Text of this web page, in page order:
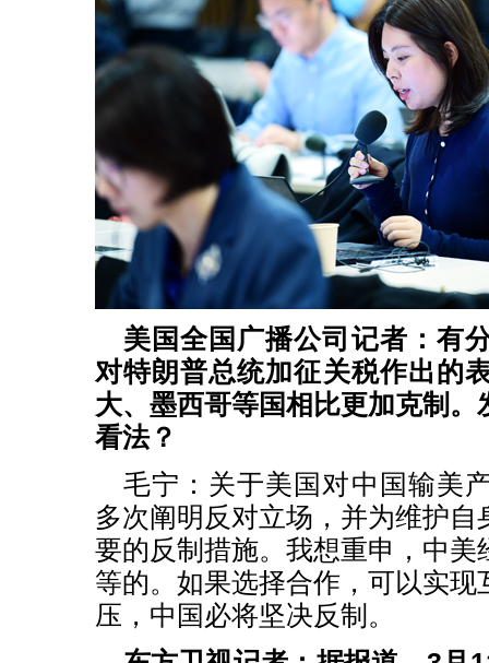
美国全国广播公司记者：有
对特朗普总统加征关税作出的
大、墨西哥等国相比更加克制。
看法？
毛宁：关于美国对中国输美
多次阐明反对立场，并为维护
要的反制措施。我想重申，中美
等的。如果选择合作，可以实现
压，中国必将坚决反制。